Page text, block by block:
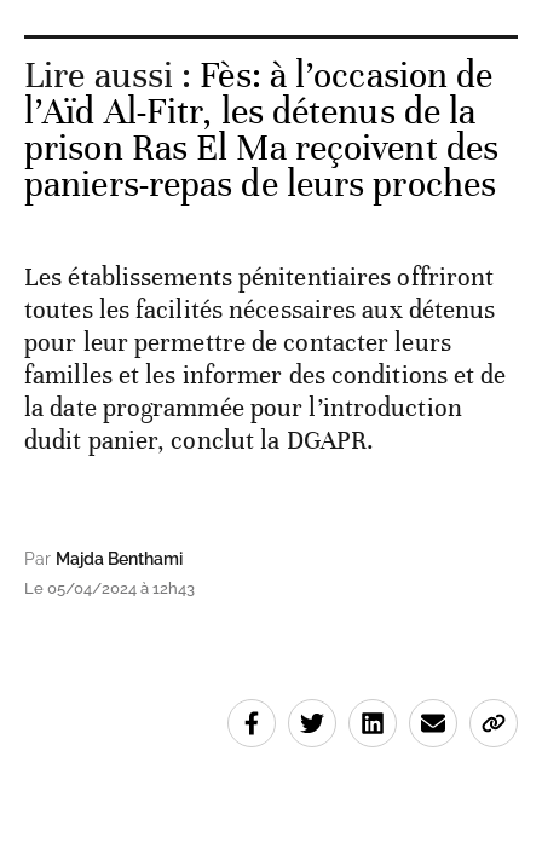
Lire aussi : Fès: à l’occasion de
l’Aïd Al-Fitr, les détenus de la
prison Ras El Ma reçoivent des
paniers-repas de leurs proches
Les établissements pénitentiaires offriront
toutes les facilités nécessaires aux détenus
pour leur permettre de contacter leurs
familles et les informer des conditions et de
la date programmée pour l’introduction
dudit panier, conclut la DGAPR.
Par Majda Benthami
Le 05/04/2024 à 12h43